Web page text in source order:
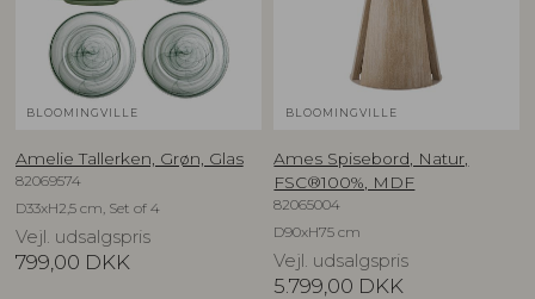
BLOOMINGVILLE
Amelie Tallerken, Grøn, Glas
82069574
D33xH2,5 cm, Set of 4
Vejl. udsalgspris
799,00 DKK
BLOOMINGVILLE
Ames Spisebord, Natur,
FSC®100%, MDF
82065004
D90xH75 cm
Vejl. udsalgspris
5.799,00 DKK